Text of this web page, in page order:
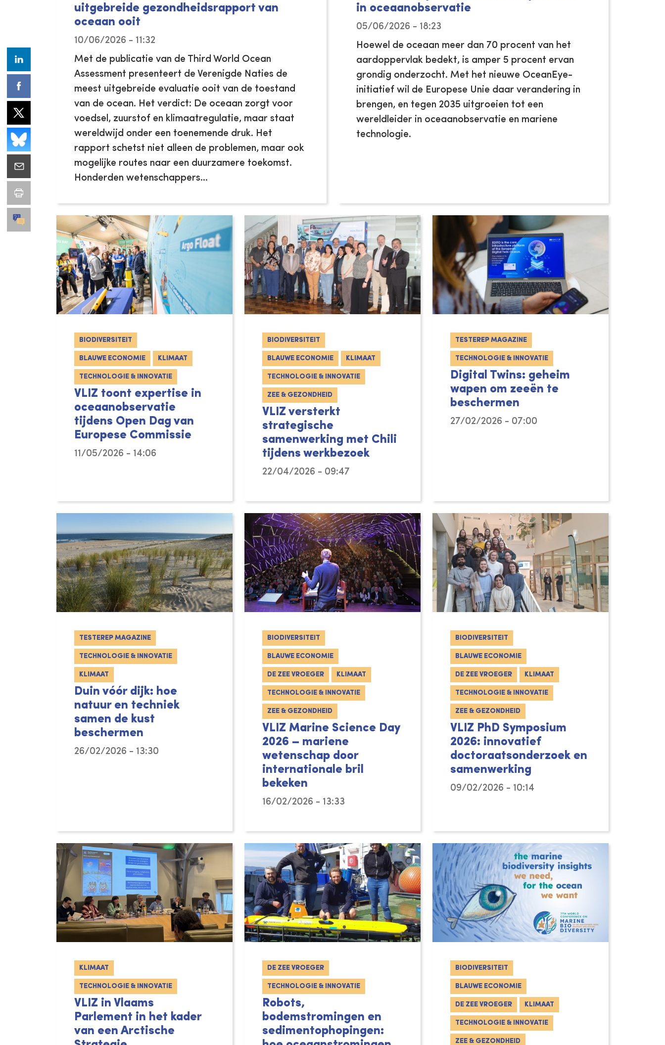
uitgebreide gezondheidsrapport van
oceaan ooit
10/06/2026 - 11:32
Met de publicatie van de Third World Ocean
Assessment presenteert de Verenigde Naties de
meest uitgebreide evaluatie ooit van de toestand
van de ocean. Het verdict: De oceaan zorgt voor
voedsel, zuurstof en klimaatregulatie, maar staat
wereldwijd onder een toenemende druk. Het
rapport schetst niet alleen de problemen, maar ook
mogelijke routes naar een duurzamere toekomst.
Honderden wetenschappers...
in oceaanobservatie
05/06/2026 - 18:23
Hoewel de oceaan meer dan 70 procent van het
aardoppervlak bedekt, is amper 5 procent ervan
grondig onderzocht. Met het nieuwe OceanEye-
initiatief wil de Europese Unie daar verandering in
brengen, en tegen 2035 uitgroeien tot een
wereldleider in oceaanobservatie en mariene
technologie.
BIODIVERSITEIT
BLAUWE ECONOMIE KLIMAAT
TECHNOLOGIE & INNOVATIE
VLIZ toont expertise in
oceaanobservatie
tijdens Open Dag van
Europese Commissie
11/05/2026 - 14:06
Op 9 mei 2026 nam VLIZ deel aan de Open Dag van de Europese Commissie in Brussel. Samen met DG MARE en DG RTD, en
BIODIVERSITEIT
BLAUWE ECONOMIE KLIMAAT
TECHNOLOGIE & INNOVATIE
ZEE & GEZONDHEID
VLIZ versterkt
strategische
samenwerking met Chili
tijdens werkbezoek
22/04/2026 - 09:47
TESTEREP MAGAZINE
TECHNOLOGIE & INNOVATIE
Digital Twins: geheim
wapen om zeeën te
beschermen
27/02/2026 - 07:00
TESTEREP MAGAZINE
TECHNOLOGIE & INNOVATIE
KLIMAAT
Duin vóór dijk: hoe
natuur en techniek
samen de kust
beschermen
26/02/2026 - 13:30
Een driedelige videoreeks toont dat duinen en dijken geen tegenpolen zijn, maar bondgenoten bij de nieuwe, duurzame
BIODIVERSITEIT
BLAUWE ECONOMIE
DE ZEE VROEGER KLIMAAT
TECHNOLOGIE & INNOVATIE
ZEE & GEZONDHEID
VLIZ Marine Science Day
2026 – mariene
wetenschap door
internationale bril
bekeken
16/02/2026 - 13:33
BIODIVERSITEIT
BLAUWE ECONOMIE
DE ZEE VROEGER KLIMAAT
TECHNOLOGIE & INNOVATIE
ZEE & GEZONDHEID
VLIZ PhD Symposium
2026: innovatief
doctoraatsonderzoek en
samenwerking
09/02/2026 - 10:14
KLIMAAT
TECHNOLOGIE & INNOVATIE
VLIZ in Vlaams
Parlement in het kader
van een Arctische
DE ZEE VROEGER
TECHNOLOGIE & INNOVATIE
Robots,
bodemstromingen en
sedimentophopingen:
BIODIVERSITEIT
BLAUWE ECONOMIE
DE ZEE VROEGER KLIMAAT
TECHNOLOGIE & INNOVATIE
ZEE & GEZONDHEID